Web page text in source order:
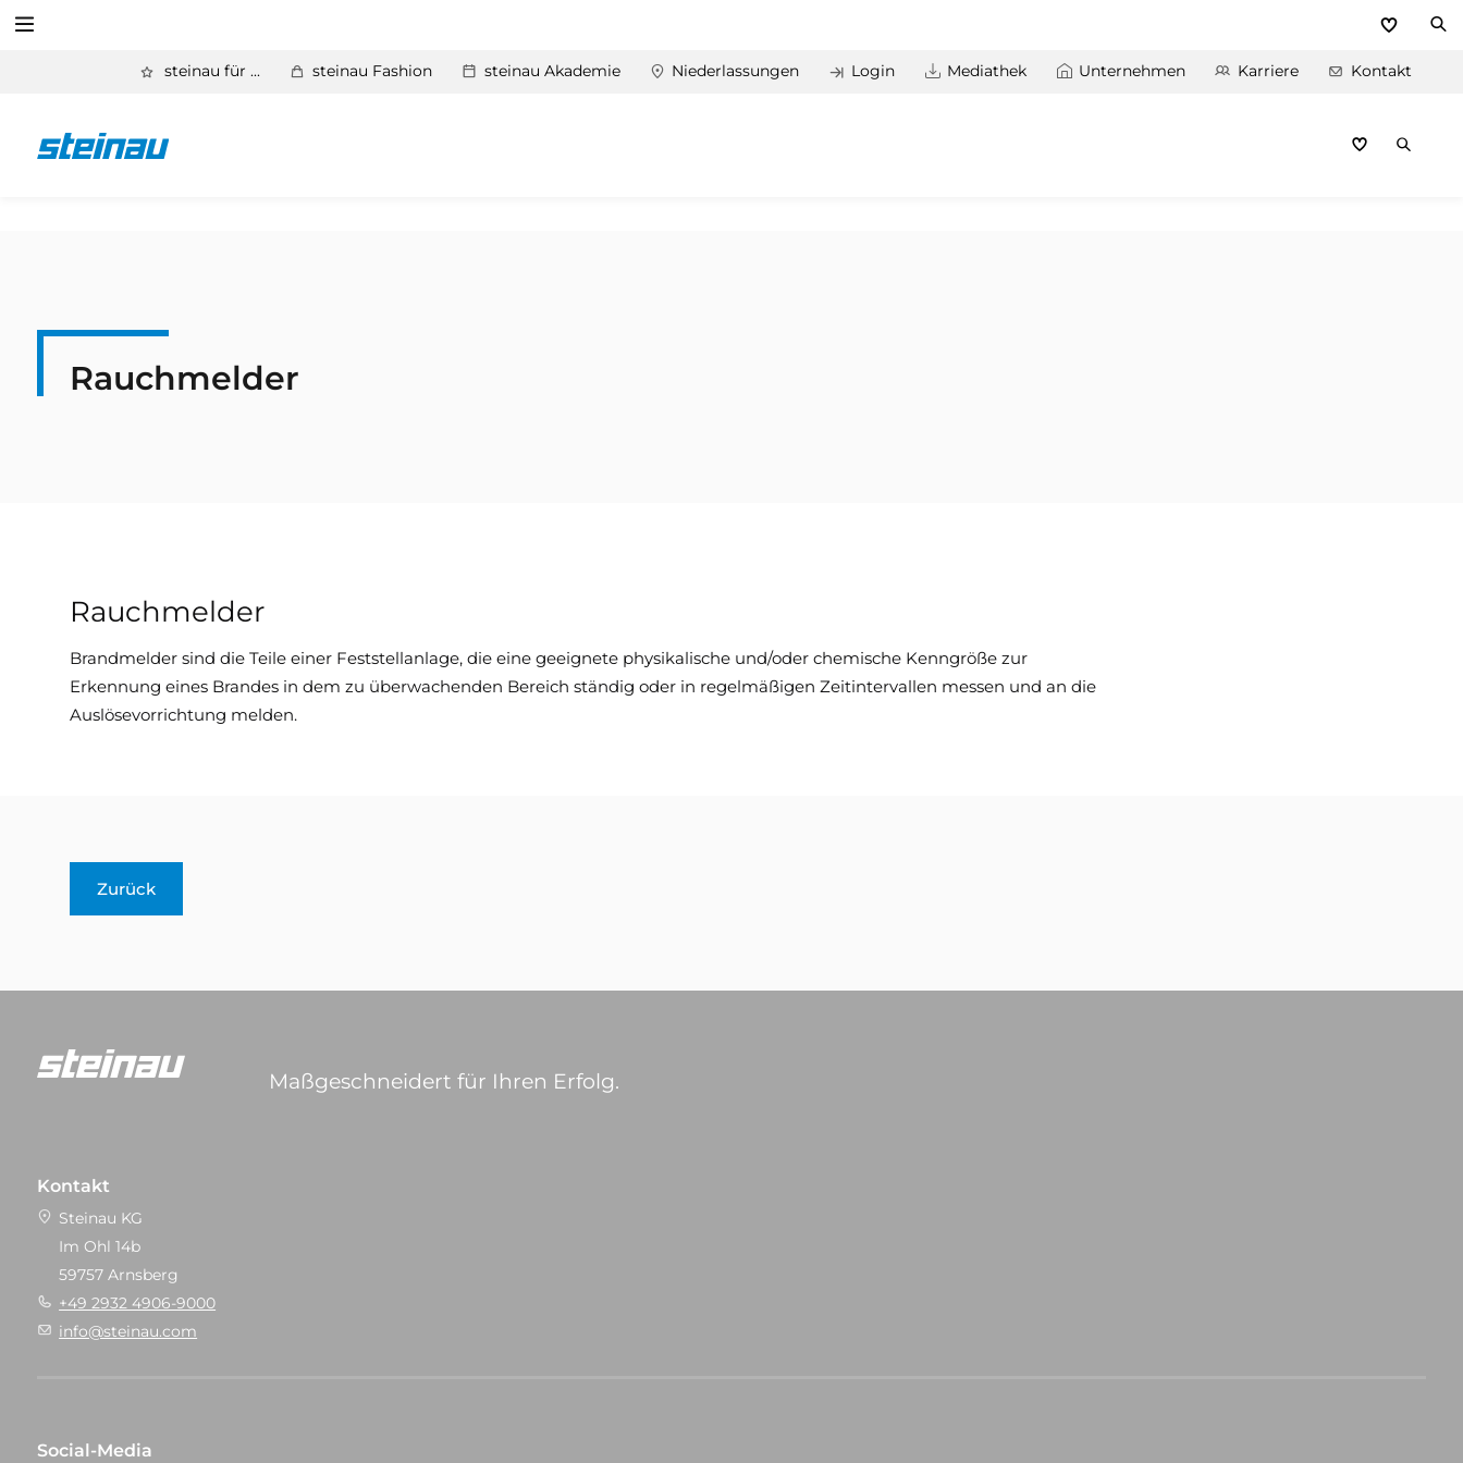
Service
steinau für ... steinau Fashion steinau Akademie Niederlassungen Login Mediathek Unternehmen Karriere Kontakt
Rauchmelder
Rauchmelder
Brandmelder sind die Teile einer Feststellanlage, die eine geeignete physikalische und/oder chemische Kenngröße zur
Erkennung eines Brandes in dem zu überwachenden Bereich ständig oder in regelmäßigen Zeitintervallen messen und an die
Auslösevorrichtung melden.
Zurück
Maßgeschneidert für Ihren Erfolg.
Kontakt
Steinau KG
Im Ohl 14b
59757 Arnsberg
+49 2932 4906-9000
info@steinau.com
Social-Media